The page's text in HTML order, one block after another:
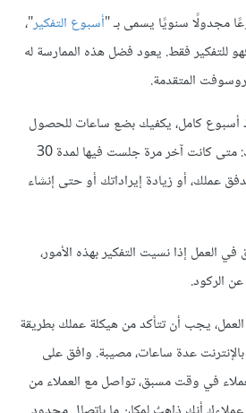
مجدولًا سنويًا يسمى بـ "أسبوع التفكير"،
للتفكير فقط. يعود فضل هذه الممارسة له
المتقدمة.
أسبوع كامل، يكفيك بضع ساعات للحصول
على فرصة مماثلة. فكر بذلك: متى كانت آخر مرة جلست فيها لمدة 30
عملك، أو زيادة إيراداتك أو حتى إنشاء
العمل إذا نسيت التفكير بهذه الأمور،
الركود.
يجب أن تتأكد من هيكلة عملك بطريقة
عدة ساعات، مصيبة. وافق على
في وقت مسبق، تواصل مع العملاء من